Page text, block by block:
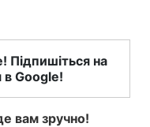
Підпишіться на
в Google!
вам зручно!